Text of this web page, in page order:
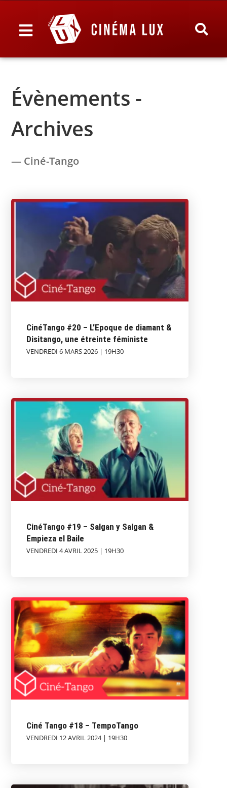
Évènements -
Archives
— Ciné-Tango
CinéTango #20 – L’Epoque de diamant &
Disitango, une étreinte féministe
VENDREDI 6 MARS 2026 | 19H30
CinéTango #19 – Salgan y Salgan &
Empieza el Baile
VENDREDI 4 AVRIL 2025 | 19H30
Ciné Tango #18 – TempoTango
VENDREDI 12 AVRIL 2024 | 19H30